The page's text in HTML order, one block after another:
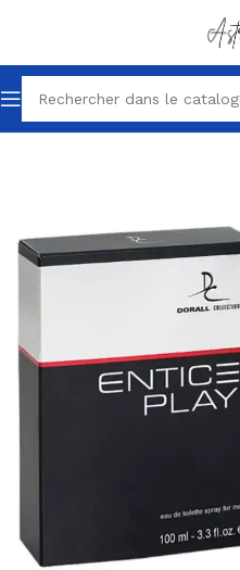
Accueil Parfums petits prix